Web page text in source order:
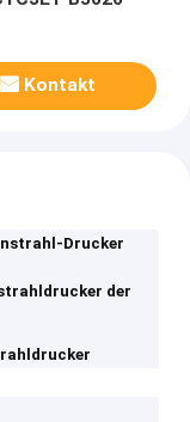
Kontakt
Drucker
der